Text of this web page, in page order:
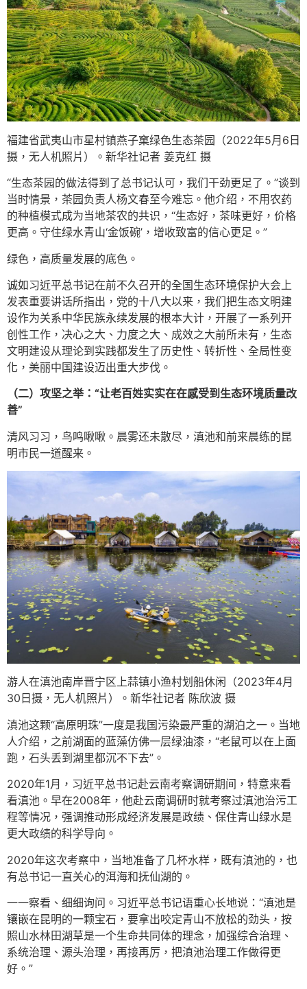
福建省武夷山市星村镇燕子窠绿色生态茶园（2022年5月6日
摄，无人机照片）。新华社记者 姜克红 摄
“生态茶园的做法得到了总书记认可，我们干劲更足了。”谈到
当时情景，茶园负责人杨文春至今难忘。他介绍，不用农药
的种植模式成为当地茶农的共识，“生态好，茶味更好，价格
更高。守住绿水青山‘金饭碗’，增收致富的信心更足。”
绿色，高质量发展的底色。
诚如习近平总书记在前不久召开的全国生态环境保护大会上
发表重要讲话所指出，党的十八大以来，我们把生态文明建
设作为关系中华民族永续发展的根本大计，开展了一系列开
创性工作，决心之大、力度之大、成效之大前所未有，生态
文明建设从理论到实践都发生了历史性、转折性、全局性变
化，美丽中国建设迈出重大步伐。
（二）攻坚之举：“让老百姓实实在在感受到生态环境质量改
善”
清风习习，鸟鸣啾啾。晨雾还未散尽，滇池和前来晨练的昆
明市民一道醒来。
游人在滇池南岸晋宁区上蒜镇小渔村划船休闲（2023年4月
30日摄，无人机照片）。新华社记者 陈欣波 摄
滇池这颗“高原明珠”一度是我国污染最严重的湖泊之一。当地
人介绍，之前湖面的蓝藻仿佛一层绿油漆，“老鼠可以在上面
跑，石头丢到湖里都沉不下去”。
2020年1月，习近平总书记赴云南考察调研期间，特意来看
看滇池。早在2008年，他赴云南调研时就考察过滇池治污工
程等情况，强调推动形成经济发展是政绩、保住青山绿水是
更大政绩的科学导向。
2020年这次考察中，当地准备了几杯水样，既有滇池的，也
有总书记一直关心的洱海和抚仙湖的。
一一察看、细细询问。习近平总书记语重心长地说：“滇池是
镶嵌在昆明的一颗宝石，要拿出咬定青山不放松的劲头，按
照山水林田湖草是一个生命共同体的理念，加强综合治理、
系统治理、源头治理，再接再厉，把滇池治理工作做得更
好。”